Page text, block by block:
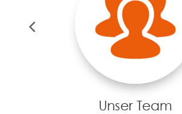
Offene Stellen